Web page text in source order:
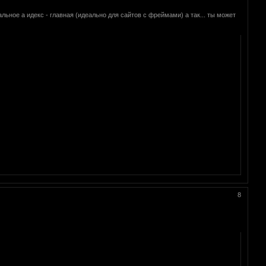
а идекс - главная (идеально для сайтов с фреймами) а так... ты может
8